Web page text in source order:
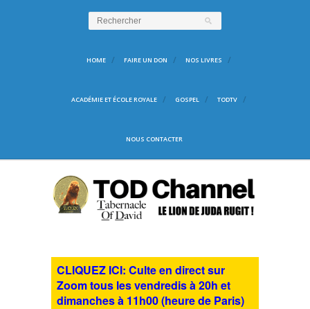
HOME FAIRE UN DON NOS LIVRES
ACADÉMIE ET ÉCOLE ROYALE GOSPEL TODTV
NOUS CONTACTER
CLIQUEZ ICI: Culte en direct sur
Zoom tous les vendredis à 20h et
dimanches à 11h00 (heure de Paris)